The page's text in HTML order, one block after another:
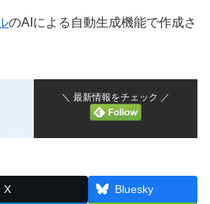
のAIによる自動生成機能で作成さ
＼ 最新情報をチェック ／
X
Bluesky